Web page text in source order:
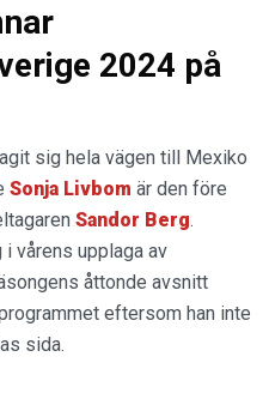
2024 på
sig hela vägen till Mexiko
Sonja Livbom är den före
Sandor Berg.
vårens upplaga av
åttonde avsnitt
eftersom han inte
sida.